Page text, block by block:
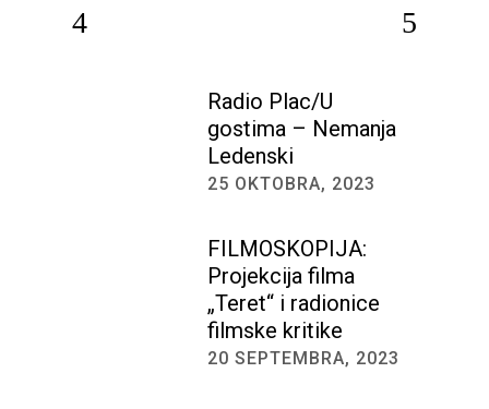
Radio Plac/U
gostima – Nemanja
Ledenski
25 OKTOBRA, 2023
FILMOSKOPIJA:
Projekcija filma
„Teret“ i radionice
filmske kritike
20 SEPTEMBRA, 2023